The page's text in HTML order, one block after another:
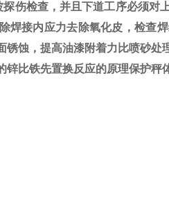
探伤检查，并且下道工序必须对
焊接内应力去除氧化皮，检查
锈蚀，提高油漆附着力比喷砂
锌比铁先置换反应的原理保护